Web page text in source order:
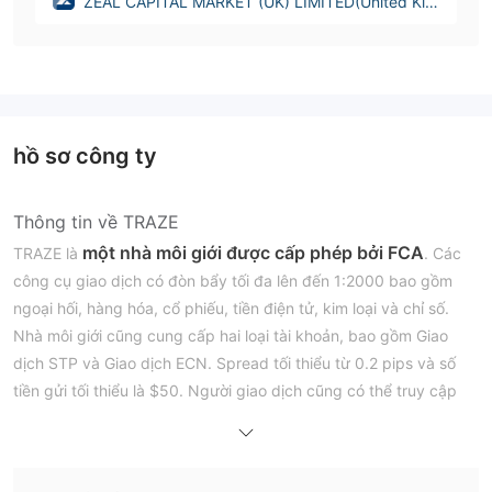
hồ sơ công ty
Thông tin về TRAZE
TRAZE là một nhà môi giới được cấp phép bởi FCA. Các
công cụ giao dịch có đòn bẩy tối đa lên đến 1:2000 bao gồm
ngoại hối, hàng hóa, cổ phiếu, tiền điện tử, kim loại và chỉ số.
Nhà môi giới cũng cung cấp hai loại tài khoản, bao gồm Giao
dịch STP và Giao dịch ECN. Spread tối thiểu từ 0.2 pips và số
tiền gửi tối thiểu là $50. Người giao dịch cũng có thể truy cập